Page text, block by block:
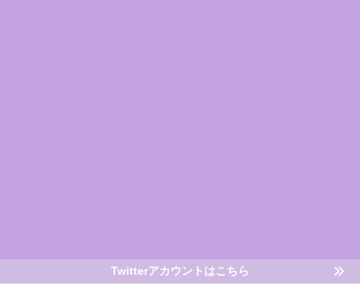
Twitterアカウントはこちら